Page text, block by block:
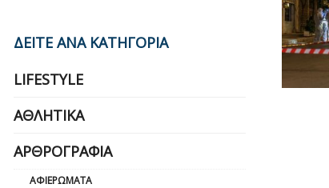
ΔΕΙΤΕ ΑΝΑ ΚΑΤΗΓΟΡΙΑ
LIFESTYLE
ΑΘΛΗΤΙΚΆ
ΑΡΘΡΟΓΡΑΦΊΑ
ΑΦΙΕΡΏΜΑΤΑ